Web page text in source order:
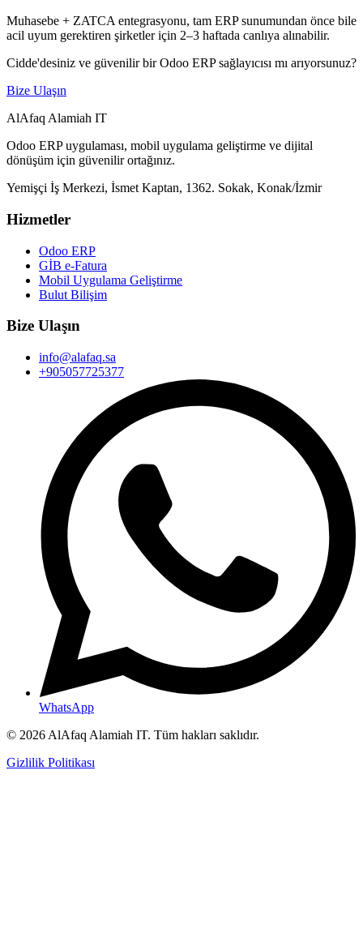
Muhasebe + ZATCA entegrasyonu, tam ERP sunumundan önce bile
acil uyum gerektiren şirketler için 2–3 haftada canlıya alınabilir.
Cidde'desiniz ve güvenilir bir Odoo ERP sağlayıcısı mı arıyorsunuz?
Bize Ulaşın
AlAfaq Alamiah IT
Odoo ERP uygulaması, mobil uygulama geliştirme ve dijital
dönüşüm için güvenilir ortağınız.
Yemişçi İş Merkezi, İsmet Kaptan, 1362. Sokak, Konak/İzmir
Hizmetler
Odoo ERP
GİB e-Fatura
Mobil Uygulama Geliştirme
Bulut Bilişim
Bize Ulaşın
info@alafaq.sa
+905057725377
WhatsApp
© 2026 AlAfaq Alamiah IT. Tüm hakları saklıdır.
Gizlilik Politikası